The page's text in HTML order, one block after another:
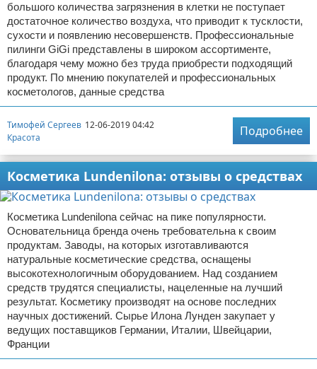
большого количества загрязнения в клетки не поступает
достаточное количество воздуха, что приводит к тусклости,
сухости и появлению несовершенств. Профессиональные
пилинги GiGi представлены в широком ассортименте,
благодаря чему можно без труда приобрести подходящий
продукт. По мнению покупателей и профессиональных
косметологов, данные средства
Тимофей Сергеев 12-06-2019 04:42
Красота
Подробнее
Косметика Lundenilona: отзывы о средствах
Косметика Lundenilona сейчас на пике популярности.
Основательница бренда очень требовательна к своим
продуктам. Заводы, на которых изготавливаются
натуральные косметические средства, оснащены
высокотехнологичным оборудованием. Над созданием
средств трудятся специалисты, нацеленные на лучший
результат. Косметику производят на основе последних
научных достижений. Сырье Илона Лунден закупает у
ведущих поставщиков Германии, Италии, Швейцарии,
Франции